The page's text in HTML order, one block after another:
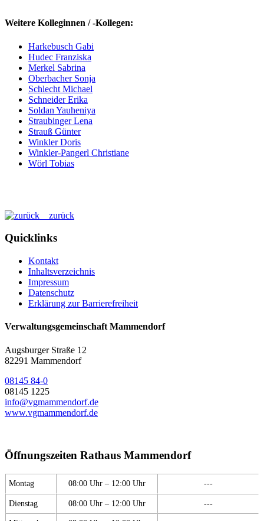
Weitere Kolleginnen / -Kollegen:
Harkebusch Gabi
Hudec Franziska
Merkel Sabrina
Oberbacher Sonja
Schlecht Michael
Schneider Erika
Soldan Yauheniya
Straubinger Lena
Strauß Günter
Winkler Doris
Winkler-Pangerl Christiane
Wörl Tobias
zurück
Quicklinks
Kontakt
Inhaltsverzeichnis
Impressum
Datenschutz
Erklärung zur Barrierefreiheit
Verwaltungsgemeinschaft Mammendorf
Augsburger Straße 12
82291 Mammendorf
08145 84-0
08145 1225
info@vgmammendorf.de
www.vgmammendorf.de
Öffnungszeiten Rathaus Mammendorf
Montag 08:00 Uhr – 12:00 Uhr ---
Dienstag 08:00 Uhr – 12:00 Uhr ---